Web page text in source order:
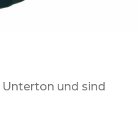
Unterton und sind